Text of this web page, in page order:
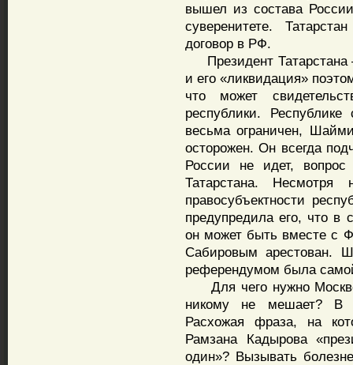
вышел из состава
суверенитете.
договор в РФ.
Президент Татарстана
и его «ликвидация»
что может
республики.
весьма ограничен,
осторожен. Он всегда
России не идет, вопрос
Татарстана.
правосубъектности
предупредила его, что в
он может быть вместе с
Сабировым арестован.
референдумом была
Для чего нужно Москве
никому не мешает? В
Расхожая фраза, на
Рамзана Кадырова
один»? Вызывать